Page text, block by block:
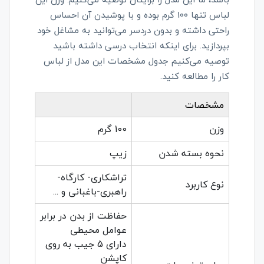
لباس تنها 100 گرم بوده و با پوشیدن آن احساس
راحتی داشته و بدون دردسر می‌توانید به مشاغل خود
بپردازید. برای اینکه انتخاب درسی داشته باشید
توصیه می‌کنیم جدول مشخصات این مدل از لباس
کار را مطالعه کنید.
مشخصات
وزن
100 گرم
نحوه بسته شدن
زیپ
نوع کاربرد
تراشکاری- کارگاه-
راهبری-باغبانی و ...
حفاظت از بدن در برابر
عوامل محیطی
دارای 5 جیب به روی
کاپشن